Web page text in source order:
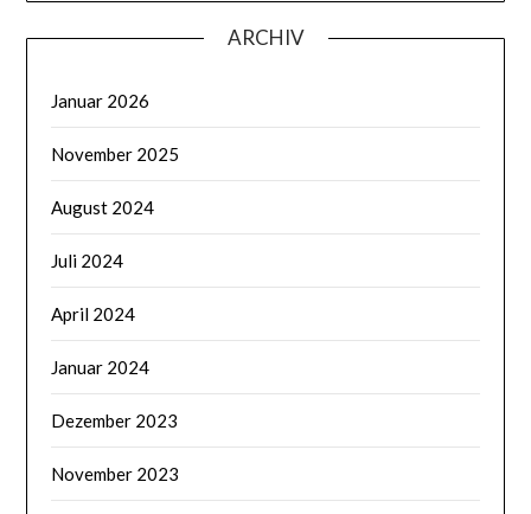
ARCHIV
Januar 2026
November 2025
August 2024
Juli 2024
April 2024
Januar 2024
Dezember 2023
November 2023